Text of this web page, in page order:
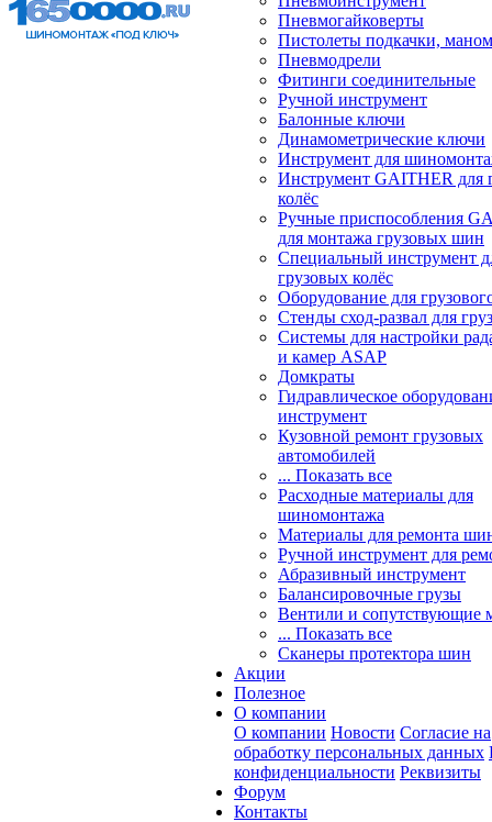
Пневмогайковерты
Пистолеты подкачки,
Пневмодрели
Фитинги соединительные
Ручной инструмент
Балонные ключи
Динамометрические ключи
Инструмент для
Инструмент GAITHER для
колёс
Ручные приспособления
для монтажа грузовых шин
Специальный инструмент
грузовых колёс
Оборудование для
Стенды сход-развал для
Системы для настройки
и камер ASAP
Домкраты
Гидравлическое
инструмент
Кузовной ремонт грузовых
автомобилей
... Показать все
Расходные материалы для
шиномонтажа
Материалы для ремонта
Ручной инструмент для
Абразивный инструмент
Балансировочные грузы
Вентили и сопутствующие
... Показать все
Сканеры протектора шин
Акции
Полезное
О компании
О компании Новости Согласие на
обработку персональных данных
конфиденциальности Реквизиты
Форум
Контакты